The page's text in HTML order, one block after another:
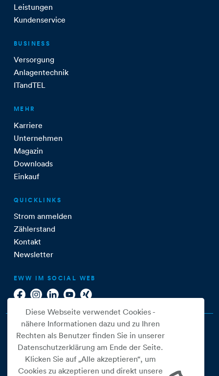
Leistungen
Kundenservice
BUSINESS
Versorgung
Anlagentechnik
ITandTEL
MEHR
Karriere
Unternehmen
Magazin
Downloads
Einkauf
QUICKLINKS
Strom anmelden
Zählerstand
Kontakt
Newsletter
EWW IM SOCIAL WEB
Diese Webseite verwendet Cookies -
nähere Informationen dazu und zu Ihren
Rechten als Benutzer finden Sie in unserer
Datenschutzerklärung am Ende der Seite.
Klicken Sie auf „Alle akzeptieren“, um
Cookies zu akzeptieren und direkt unsere